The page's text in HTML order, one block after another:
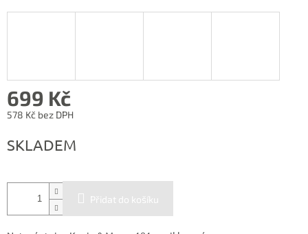
699 Kč
578 Kč bez DPH
cena:
SKLADEM
Přidat do košíku